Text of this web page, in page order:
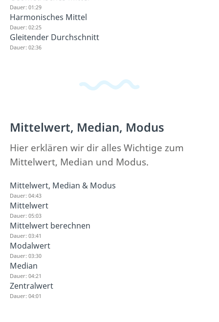
Dauer: 01:29
Harmonisches Mittel
Dauer: 02:25
Gleitender Durchschnitt
Dauer: 02:36
Mittelwert, Median, Modus
Hier erklären wir dir alles Wichtige zum
Mittelwert, Median und Modus.
Mittelwert, Median & Modus
Dauer: 04:43
Mittelwert
Dauer: 05:03
Mittelwert berechnen
Dauer: 03:41
Modalwert
Dauer: 03:30
Median
Dauer: 04:21
Zentralwert
Dauer: 04:01